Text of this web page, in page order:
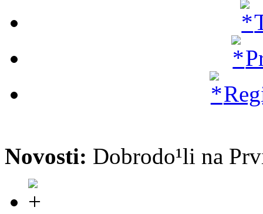
Novosti: Dobrodo¹li na